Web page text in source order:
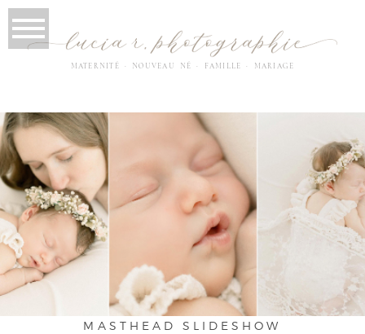
MATERNITÉ · NOUVEAU NÉ · FAMILLE · MARIAGE
MASTHEAD SLIDESHOW